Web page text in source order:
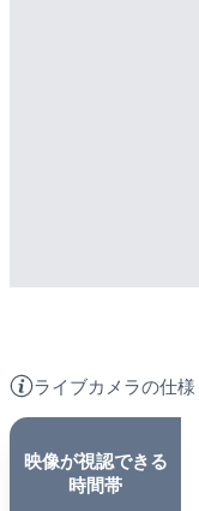
ライブカメラの仕様
映像が視認できる
時間帯